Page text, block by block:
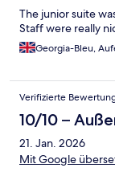
The junior suite
Staff were really
Georgia-Bleu,
Verifizierte
10/10 –
21. Jan. 2026
Mit Google